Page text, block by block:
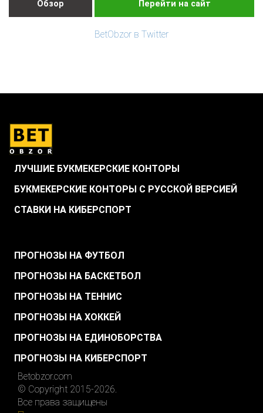
Обзор Перейти на сайт
BetObzor в Twitter
ЛУЧШИЕ БУКМЕКЕРСКИЕ КОНТОРЫ
БУКМЕКЕРСКИЕ КОНТОРЫ С РУССКОЙ ВЕРСИЕЙ
СТАВКИ НА КИБЕРСПОРТ
ПРОГНОЗЫ НА ФУТБОЛ
ПРОГНОЗЫ НА БАСКЕТБОЛ
ПРОГНОЗЫ НА ТЕННИС
ПРОГНОЗЫ НА ХОККЕЙ
ПРОГНОЗЫ НА ЕДИНОБОРСТВА
ПРОГНОЗЫ НА КИБЕРСПОРТ
Betobzor.com
© Copyright 2015-2026.
Все права защищены